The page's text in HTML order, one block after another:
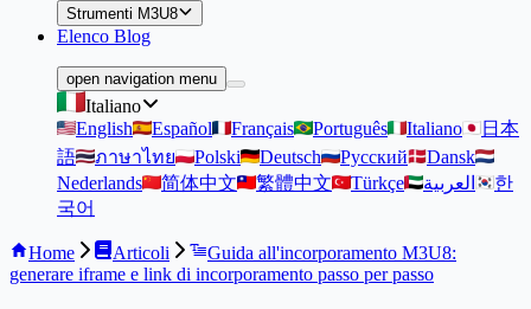
Strumenti M3U8
Elenco Blog
open navigation menu
Italiano
English
Español Français Português Italiano
日本
語
ภาษาไทย Polski Deutsch Русский
Dansk
Nederlands
简体中文 繁體中文 Türkçe العربية
한
국어
Home Articoli
Guida all'incorporamento M3U8:
generare iframe e link di incorporamento passo per passo